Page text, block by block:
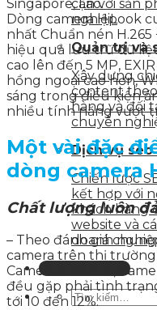
cận với sản
nghiệp
Quản trị và
Xây dựng
content
hàng và đối
chuyên
Dịch vụ
Chiến lược
kết hợp với
khách hàng
website và
doanh
Liên hệ tư vấn
Singapore, Lào.
Dòng camera HiLook
nhất Chuẩn nén
hiệu quả lưu trữ dữ
cao lên đến 5 MP,
hồng ngoại cao hơn,
sáng trong điều kiện
nhiều tính năng vượt
Một vài đặc
dòng camera
Chất lượng luôn
– Theo đánh giá
camera trên thị trường
Camera Vantech,
đều gặp phải tình
tới 10 đến 12%.